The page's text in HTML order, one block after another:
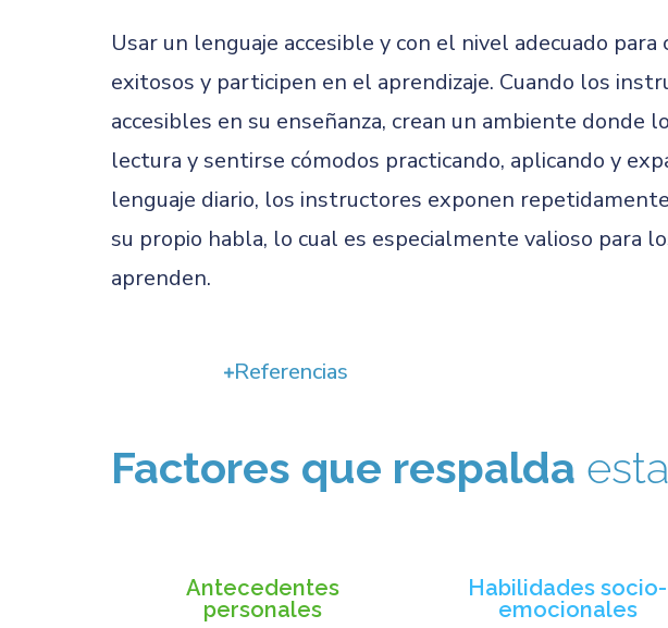
Usar un lenguaje accesible y con el nivel adecuado
exitosos y participen en el aprendizaje. Cuando los
accesibles en su enseñanza, crean un ambiente donde
lectura y sentirse cómodos practicando, aplicando y
lenguaje diario, los instructores exponen
su propio habla, lo cual es especialmente valioso para
aprenden.
Referencias
Factores que respalda
Antecedentes
personales
Habilidades socio-
emocionales